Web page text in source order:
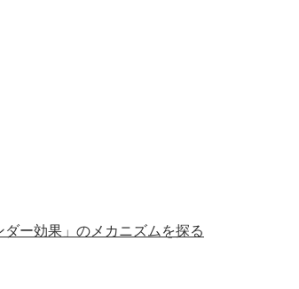
ー効果」のメカニズムを探る